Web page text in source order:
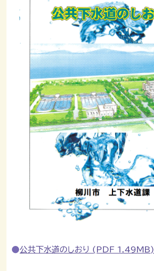
公共下水道のしおり (PDF 1.49MB)